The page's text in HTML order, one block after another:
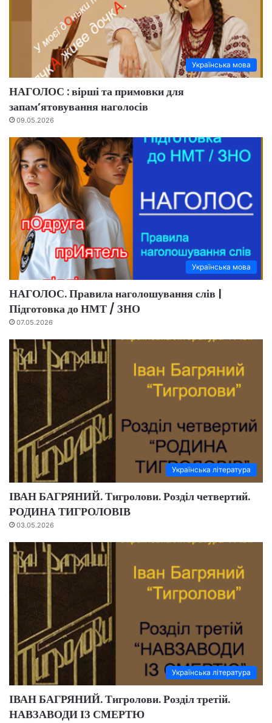
Українська мова
НАГОЛОС : вірші та примовки для
запам’ятовування наголосів
09.05.2026
Українська мова
НАГОЛОС. Правила наголошування слів |
Підготовка до НМТ / ЗНО
07.05.2026
Українська література
ІВАН БАГРЯНИЙ. Тигролови. Розділ четвертий.
РОДИНА ТИГРОЛОВІВ
03.05.2026
Українська література
ІВАН БАГРЯНИЙ. Тигролови. Розділ третій.
НАВЗАВОДИ ІЗ СМЕРТЮ